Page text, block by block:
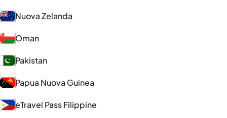
Nuova Zelanda
Oman
Pakistan
Papua Nuova Guinea
eTravel Pass Filippine